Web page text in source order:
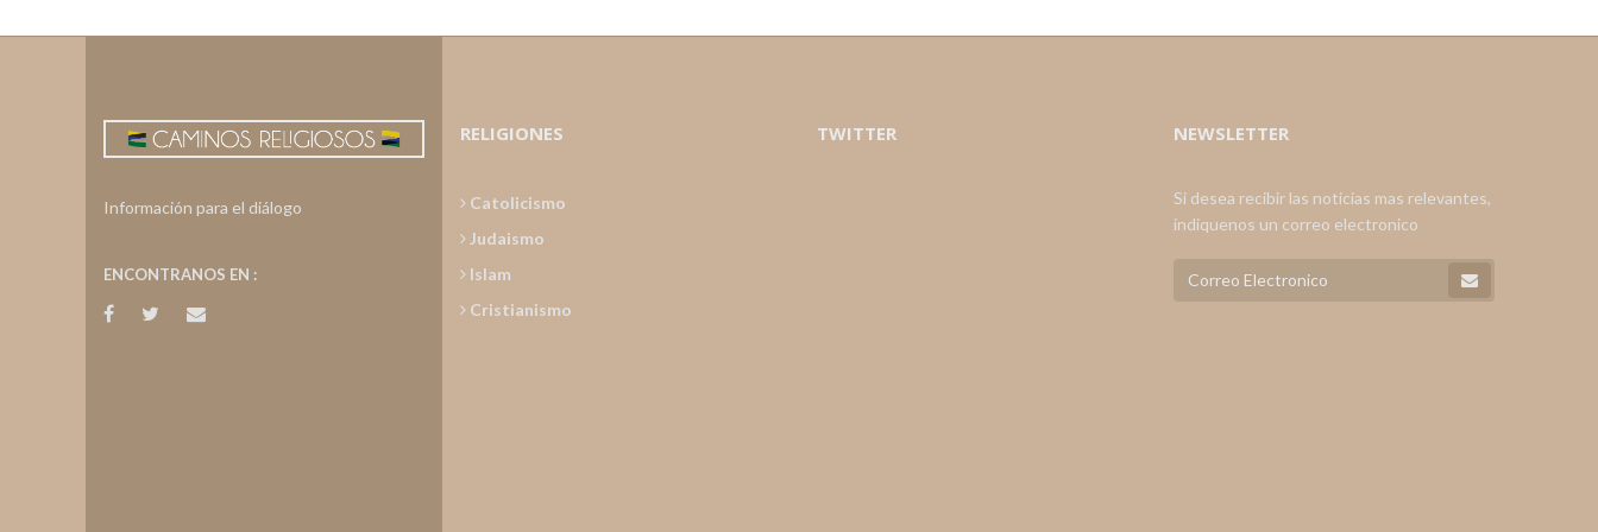
Información para el diálogo
ENCONTRANOS EN :
RELIGIONES
Catolicismo
Judaismo
Islam
Cristianismo
TWITTER NEWSLETTER
Si desea recibir las noticias mas relevantes,
indiquenos un correo electronico